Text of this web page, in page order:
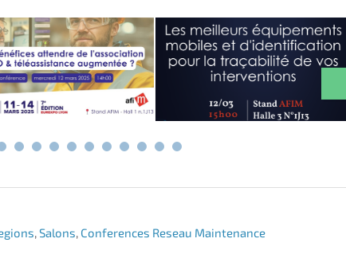
,Salons, Conferences Reseau Maintenance